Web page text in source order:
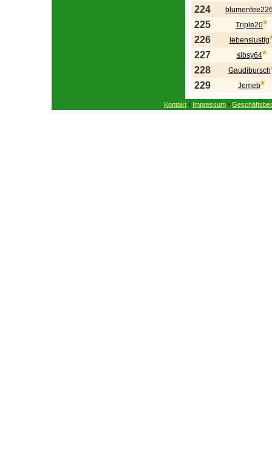
224
225 Triple20*
226 lebenslustig
227 sibsy64*
228 Gaudibursch
229 Jemeb*
Kontakt • Impressum •